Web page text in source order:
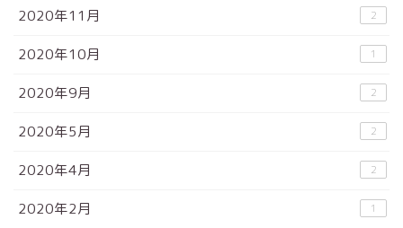
2020年11月 2
2020年10月 1
2020年9月 2
2020年5月 2
2020年4月 2
2020年2月 1